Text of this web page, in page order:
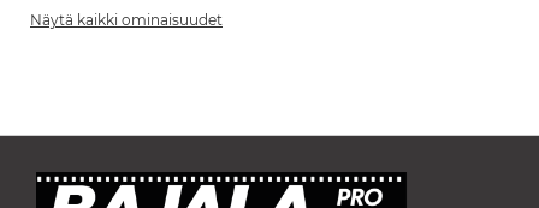
Näytä kaikki ominaisuudet